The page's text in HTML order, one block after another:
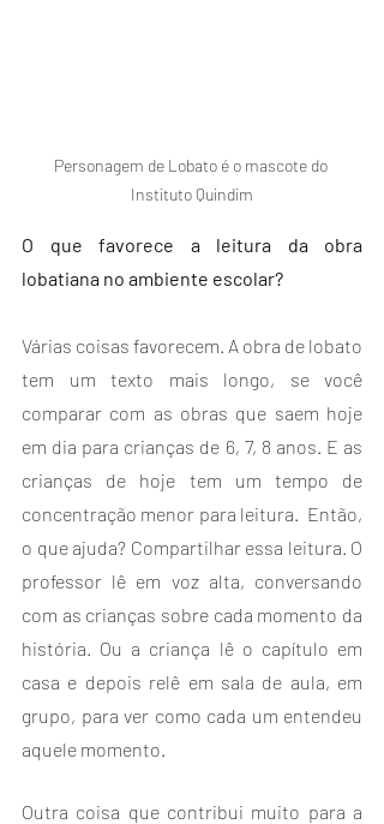
Personagem de Lobato é o mascote do
Instituto Quindim
O que favorece a leitura da obra
lobatiana no ambiente escolar?
Várias coisas favorecem. A obra de lobato
tem um texto mais longo, se você
comparar com as obras que saem hoje
em dia para crianças de 6, 7, 8 anos. E as
crianças de hoje tem um tempo de
concentração menor para leitura.  Então,
o que ajuda? Compartilhar essa leitura. O
professor lê em voz alta, conversando
com as crianças sobre cada momento da
história. Ou a criança lê o capítulo em
casa e depois relê em sala de aula, em
grupo, para ver como cada um entendeu
aquele momento.
Outra coisa que contribui muito para a